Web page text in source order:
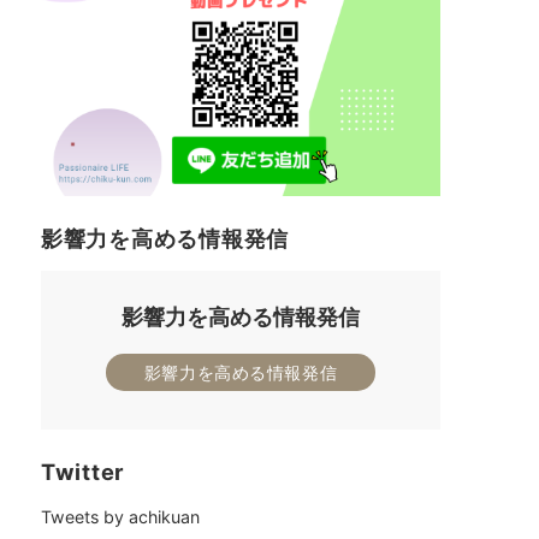
影響力を高める情報発信
影響力を高める情報発信
影響力を高める情報発信
Twitter
Tweets by achikuan